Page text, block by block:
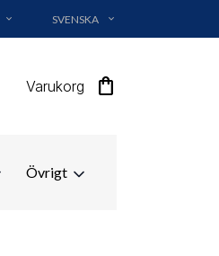
EXPAND_MORE SVENSKA EXPAND_MORE
Varukorg shopping_bag
Övrigt